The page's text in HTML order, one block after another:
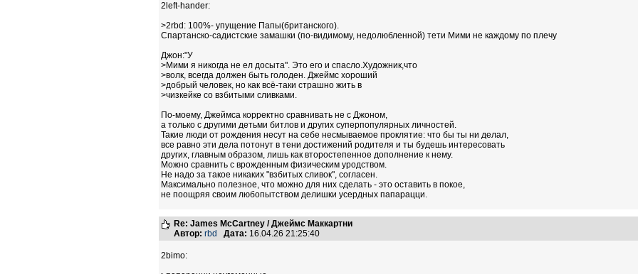
2left-hander:
>2rbd: 100%- упущение Папы(британского).
Спартанско-садистские замашки (по-видимому, недолюбленной) тети Мими не каждому по плечу
Джон:"У
>Мими я никогда не ел досыта". Это его и спасло.Художник,что
>волк, всегда должен быть голоден. Джеймс хороший
>добрый человек, но как всё-таки страшно жить в
>чизкейке со взбитыми сливками.
По-моему, Джеймса корректно сравнивать не с Джоном,
а только с другими детьми битлов и других суперпопулярных личностей.
Такие люди от рождения несут на себе несмываемое проклятие: что бы ты ни делал,
все равно эти дела потонут в тени достижений родителя и ты будешь интересовать
других, главным образом, лишь как второстепенное дополнение к нему.
Можно сравнить с врожденным физическим уродством.
Не надо за такое никаких "взбитых сливок", согласен.
Максимально полезное, что можно для них сделать - это оставить в покое,
не поощряя своим любопытством делишки усердных папарацци.
Re: James McCartney / Джеймс Маккартни
Автор: rbd Дата: 16.04.26 21:25:40
2bimo: